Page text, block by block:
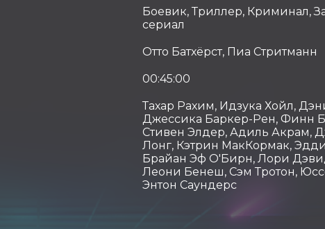
Боевик, Триллер, Криминал,
сериал
Отто Батхёрст, Пиа Стритманн
00:45:00
Тахар Рахим, Идзука Хойл,
Джессика Баркер-Рен, Финн
Стивен Элдер, Адиль Акрам,
Лонг, Кэтрин МакКормак,
Брайан Эф О'Бирн, Лори
Леони Бенеш, Сэм Тротон,
Энтон Саундерс